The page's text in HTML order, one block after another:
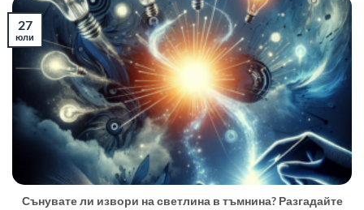
Сънувате ли извори на светлина в тъмнина? Разгадайте
27
юли